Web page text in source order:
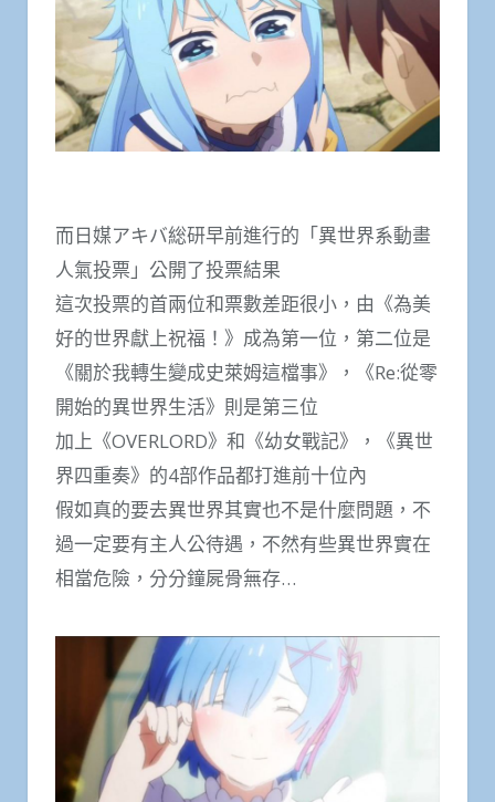
而日媒アキバ総研早前進行的「異世界系動畫
人氣投票」公開了投票結果
這次投票的首兩位和票數差距很小，由《為美
好的世界獻上祝福！》成為第一位，第二位是
《關於我轉生變成史萊姆這檔事》，《Re:從零
開始的異世界生活》則是第三位
加上《OVERLORD》和《幼女戰記》，《異世
界四重奏》的4部作品都打進前十位內
假如真的要去異世界其實也不是什麼問題，不
過一定要有主人公待遇，不然有些異世界實在
相當危險，分分鐘屍骨無存…